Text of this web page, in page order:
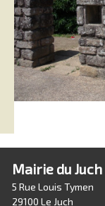
Mairie du Juch
5 Rue Louis Tymen
29100 Le Juch